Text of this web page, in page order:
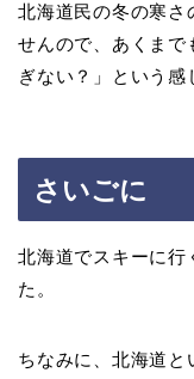
北海道民の冬の寒さ
せんので、あくま
ぎない？」という感
さいごに
北海道でスキーに行
た。
ちなみに、北海道と